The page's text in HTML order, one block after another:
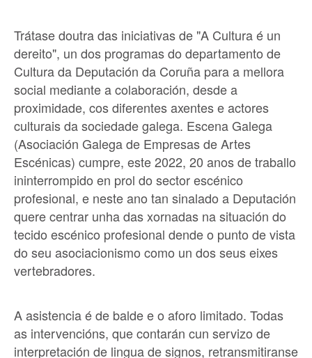
Trátase doutra das iniciativas de "A Cultura é un
dereito", un dos programas do departamento de
Cultura da Deputación da Coruña para a mellora
social mediante a colaboración, desde a
proximidade, cos diferentes axentes e actores
culturais da sociedade galega. Escena Galega
(Asociación Galega de Empresas de Artes
Escénicas) cumpre, este 2022, 20 anos de traballo
ininterrompido en prol do sector escénico
profesional, e neste ano tan sinalado a Deputación
quere centrar unha das xornadas na situación do
tecido escénico profesional dende o punto de vista
do seu asociacionismo como un dos seus eixes
vertebradores.
A asistencia é de balde e o aforo limitado. Todas
as intervencións, que contarán cun servizo de
interpretación de lingua de signos, retransmitiranse